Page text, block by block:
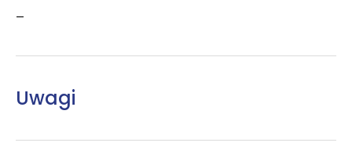
–
Uwagi